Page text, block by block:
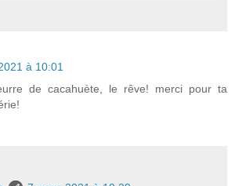
à 10:01
de cacahuète, le rêve! merci pour ta